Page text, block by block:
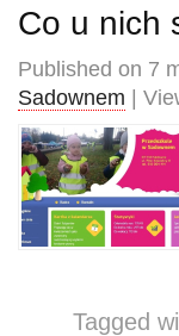
Co u nich
Published on 7
Sadownem |
Tagged